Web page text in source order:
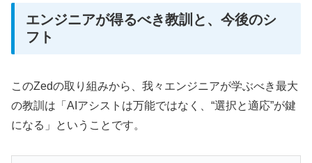
エンジニアが得るべき教訓と、今後のシ
フト
このZedの取り組みから、我々エンジニアが学ぶべき最大
の教訓は「AIアシストは万能ではなく、“選択と適応”が鍵
になる」ということです。